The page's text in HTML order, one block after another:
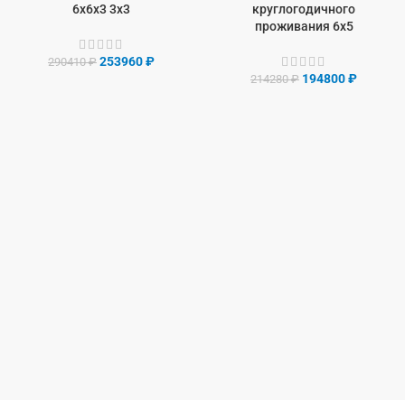
6х6х3 3х3
290410₽ 253960₽
круглогодичного
проживания 6х5
214280₽ 194800₽